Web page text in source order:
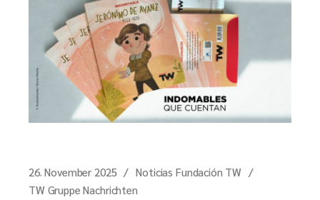
26. November 2025
Noticias Fundación TW
TW Gruppe Nachrichten